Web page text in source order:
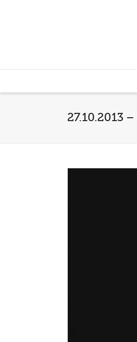
27.10.2013